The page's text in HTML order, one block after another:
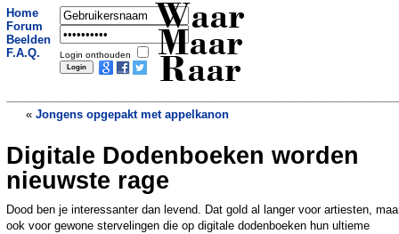
Home
Forum
Beelden
F.A.Q.
Login onthouden
Waar
Maar
Raar
« Jongens opgepakt met appelkanon
Tilburger zonder rijbewijs elf keer
betrapt»
Digitale Dodenboeken worden
nieuwste rage
Dood ben je interessanter dan levend. Dat gold al langer voor artiesten,
ook voor gewone stervelingen die op digitale dodenboeken hun ultieme